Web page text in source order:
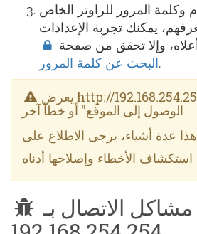
المرور للراوتر الخاص
يمكنك تجربة الإعدادات
أعلاه، وإلا تحقق من صفحة
البحث عن كلمة المرور.
الوصول إلى الموقع" أو خطأ آخر
عدة أشياء، يرجى الاطلاع على
الأخطاء وإصلاحها أدناه
مشاكل الاتصال بـ